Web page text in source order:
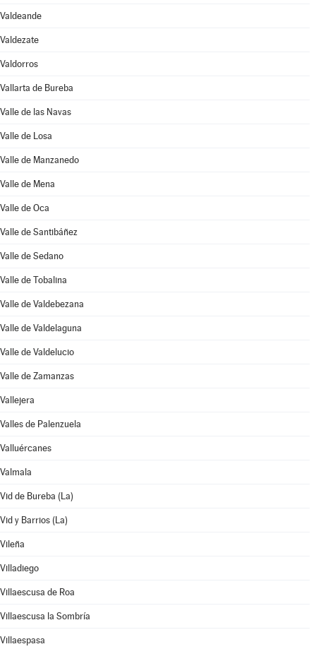
Valdeande
Valdezate
Valdorros
Vallarta de Bureba
Valle de las Navas
Valle de Losa
Valle de Manzanedo
Valle de Mena
Valle de Oca
Valle de Santibáñez
Valle de Sedano
Valle de Tobalina
Valle de Valdebezana
Valle de Valdelaguna
Valle de Valdelucio
Valle de Zamanzas
Vallejera
Valles de Palenzuela
Valluércanes
Valmala
Vid de Bureba (La)
Vid y Barrios (La)
Vileña
Villadiego
Villaescusa de Roa
Villaescusa la Sombría
Villaespasa